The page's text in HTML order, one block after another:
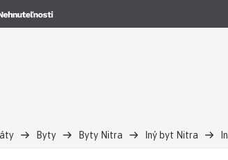
Byty Byty Nitra Iný byt Nitra